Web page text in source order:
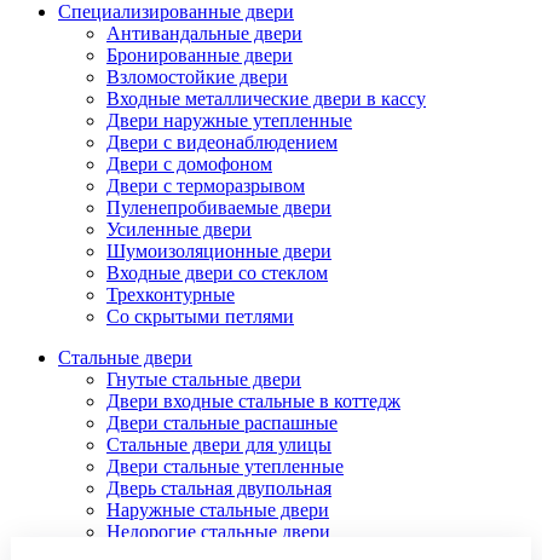
Специализированные двери
Антивандальные двери
Бронированные двери
Взломостойкие двери
Входные металлические двери в кассу
Двери наружные утепленные
Двери с видеонаблюдением
Двери с домофоном
Двери с терморазрывом
Пуленепробиваемые двери
Усиленные двери
Шумоизоляционные двери
Входные двери со стеклом
Трехконтурные
Со скрытыми петлями
Стальные двери
Гнутые стальные двери
Двери входные стальные в коттедж
Двери стальные распашные
Стальные двери для улицы
Двери стальные утепленные
Дверь стальная двупольная
Наружные стальные двери
Недорогие стальные двери